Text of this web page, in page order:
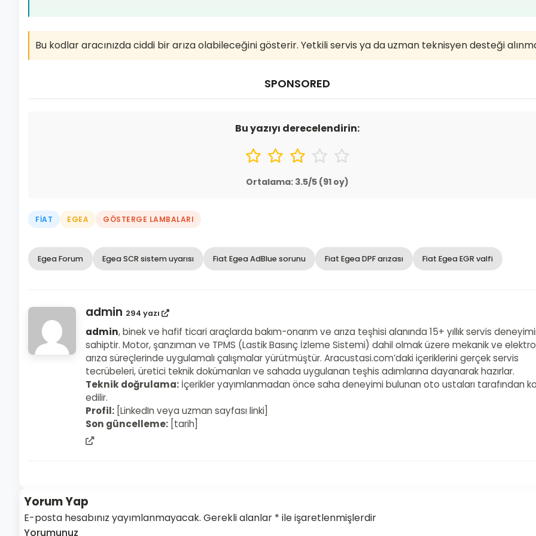
Bu kodlar aracınızda ciddi bir arıza olabileceğini gösterir. Yetkili servis ya da uzman teknisyen desteği
SPONSORED
Bu yazıyı derecelendirin:
Ortalama: 3.5/5 (91 oy)
FIAT EGEA GÖSTERGE LAMBALARI
Egea Forum Egea SCR sistem uyarısı Fiat Egea AdBlue sorunu Fiat Egea DPF arızası Fiat Egea EGR valfi
admin 294 yazı
admin, binek ve hafif ticari araçlarda bakım-onarım ve arıza teşhisi alanında 15+ yıllık servis
sahiptir. Motor, şanzıman ve TPMS (Lastik Basınç İzleme Sistemi) dahil olmak üzere mekanik ve
arıza süreçlerinde uygulamalı çalışmalar yürütmüştür. Aracustasi.com’daki içeriklerini gerçek servis
tecrübeleri, üretici teknik dokümanları ve sahada uygulanan teşhis adımlarına dayanarak hazırlar.
Teknik doğrulama: İçerikler yayımlanmadan önce saha deneyimi bulunan oto ustaları tarafından
edilir.
Profil: [LinkedIn veya uzman sayfası linki]
Son güncelleme: [tarih]
admin
Yorum Yap
E-posta hesabınız yayımlanmayacak. Gerekli alanlar * ile işaretlenmişlerdir
Yorumunuz